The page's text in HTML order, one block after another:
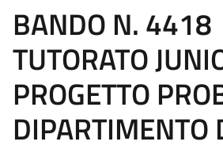
BANDO N. 4418
TUTORATO
PROGETTO
DIPARTIMENTO